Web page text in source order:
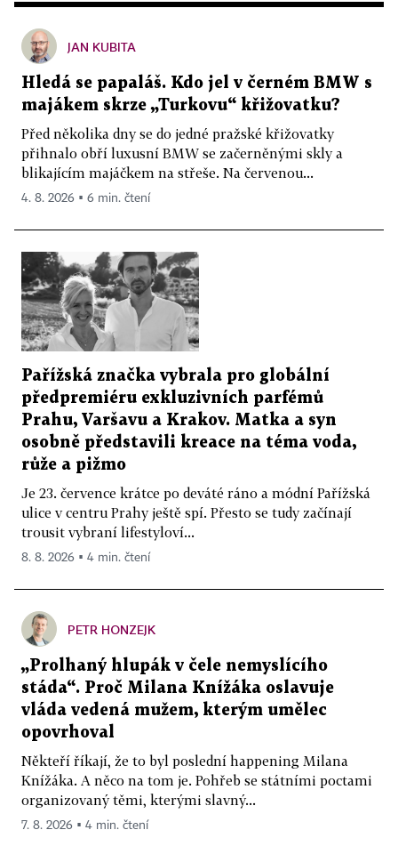
JAN KUBITA
Hledá se papaláš. Kdo jel v černém BMW s
majákem skrze „Turkovu“ křižovatku?
Před několika dny se do jedné pražské křižovatky
přihnalo obří luxusní BMW se začerněnými skly a
blikajícím majáčkem na střeše. Na červenou...
4. 8. 2026 ▪ 6 min. čtení
Pařížská značka vybrala pro globální
předpremiéru exkluzivních parfémů
Prahu, Varšavu a Krakov. Matka a syn
osobně představili kreace na téma voda,
růže a pižmo
Je 23. července krátce po deváté ráno a módní Pařížská
ulice v centru Prahy ještě spí. Přesto se tudy začínají
trousit vybraní lifestyloví...
8. 8. 2026 ▪ 4 min. čtení
PETR HONZEJK
„Prolhaný hlupák v čele nemyslícího
stáda“. Proč Milana Knížáka oslavuje
vláda vedená mužem, kterým umělec
opovrhoval
Někteří říkají, že to byl poslední happening Milana
Knížáka. A něco na tom je. Pohřeb se státními poctami
organizovaný těmi, kterými slavný...
7. 8. 2026 ▪ 4 min. čtení